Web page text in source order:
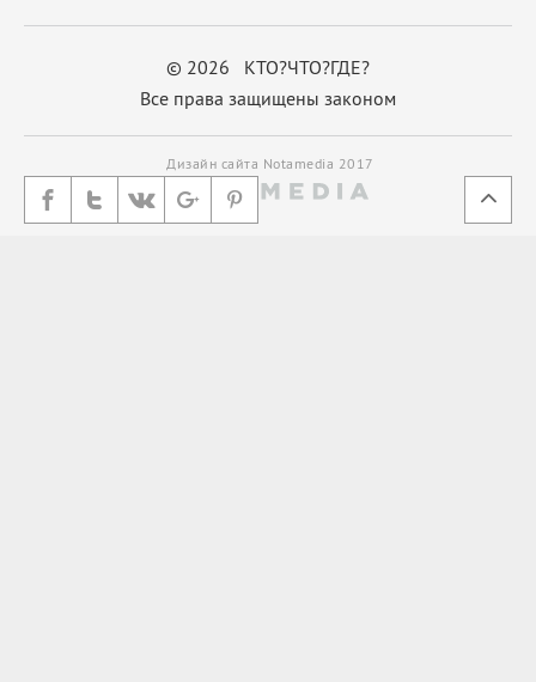
© 2026 КТО?ЧТО?ГДЕ?
Все права защищены законом
Дизайн сайта Notamedia 2017